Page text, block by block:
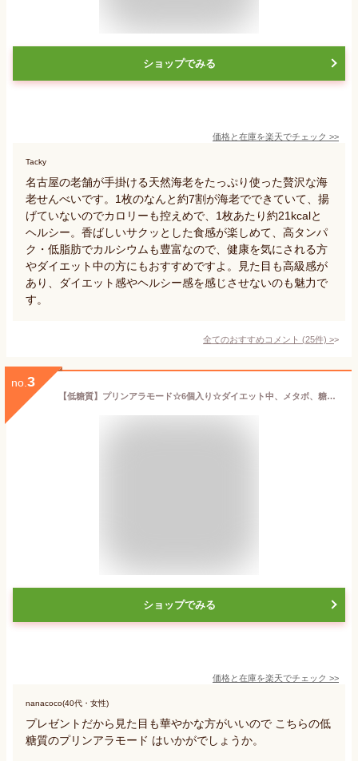
ショップでみる
価格と在庫を楽天でチェック >>
Tacky
名古屋の老舗が手掛ける天然海老をたっぷり使った贅沢な海
老せんべいです。1枚のなんと約7割が海老でできていて、揚
げていないのでカロリーも控えめで、1枚あたり約21kcalと
ヘルシー。香ばしいサクッとした食感が楽しめて、高タンパ
ク・低脂肪でカルシウムも豊富なので、健康を気にされる方
やダイエット中の方にもおすすめですよ。見た目も高級感が
あり、ダイエット感やヘルシー感を感じさせないのも魅力で
す。
全てのおすすめコメント (25件) >
no. 3
【低糖質】プリンアラモード☆6個入り☆ダイエット中、メタボ、糖尿病の方にもおすすめ。☆ギフトにも☆ ギフト プレゼント ロカボ ホワイトデーギフト 父の日ギフト 敬老の日 母の日ギフト 父の日ギフト お中元
ショップでみる
価格と在庫を楽天でチェック >>
nanacoco(40代・女性)
プレゼントだから見た目も華やかな方がいいので こちらの低
糖質のプリンアラモード はいかがでしょうか。